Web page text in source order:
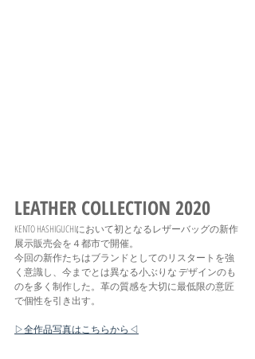
LEATHER COLLECTION 2020
KENTO HASHIGUCHIにおいて初となるレザーバッグの新作
展示販売会を４都市で開催。
今回の新作たちはブランドとしてのリスタートを強
く意識し、今までとは異なる小ぶりな デザインのも
のを多く制作した。革の質感を大切に最低限の意匠
で個性を引き出す。
▷全作品写真はこちらから◁